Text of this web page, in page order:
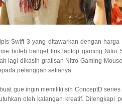
Swift 3 yang ditawarkan dengan
boleh banget lirik laptop gaming
lagi dikasih gratisan Nitro Gaming
pelanggan setianya.
gue ingin memiliki sih ConceptD
oleh kalangan kreatif. Dilengkapi